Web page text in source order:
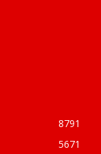
8791
5671